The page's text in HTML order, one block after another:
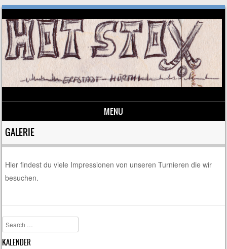
MENU
Skip to content
GALERIE
Hier findest du viele Impressionen von unseren Turnieren die wir
besuchen.
Search
KALENDER